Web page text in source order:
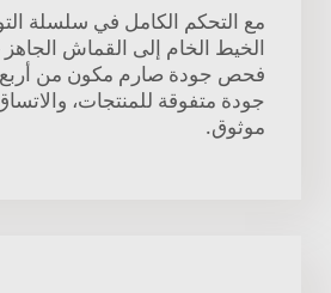
مع التحكم الكامل في سلسلة
الخيط الخام إلى القماش
فحص جودة صارم مكون من
جودة متفوقة للمنتجات،
موثوق.